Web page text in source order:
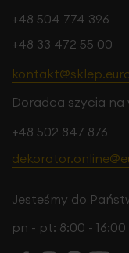
+48 504 774 396
+48 33 472 55 00
Doradca szycia na
+48 502 847 876
Jesteśmy do
pn - pt: 8:00 - 16:00